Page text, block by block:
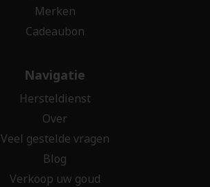
Merken
Cadeaubon
Navigatie
Hersteldienst
Over
Veel gestelde vragen
Blog
Verkoop uw goud